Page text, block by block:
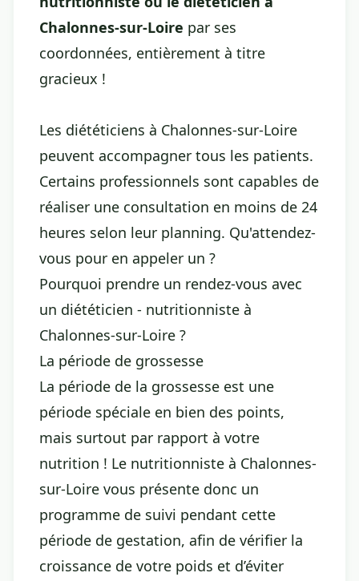
Chalonnes-sur-Loire par ses
coordonnées, entièrement à titre
gracieux !
Les diététiciens à Chalonnes-sur-Loire
peuvent accompagner tous les patients.
Certains professionnels sont capables de
réaliser une consultation en moins de 24
heures selon leur planning. Qu'attendez-
vous pour en appeler un ?
Pourquoi prendre un rendez-vous avec
un diététicien - nutritionniste à
Chalonnes-sur-Loire ?
La période de grossesse
La période de la grossesse est une
période spéciale en bien des points,
mais surtout par rapport à votre
nutrition ! Le nutritionniste à Chalonnes-
sur-Loire vous présente donc un
programme de suivi pendant cette
période de gestation, afin de vérifier la
croissance de votre poids et d’éviter